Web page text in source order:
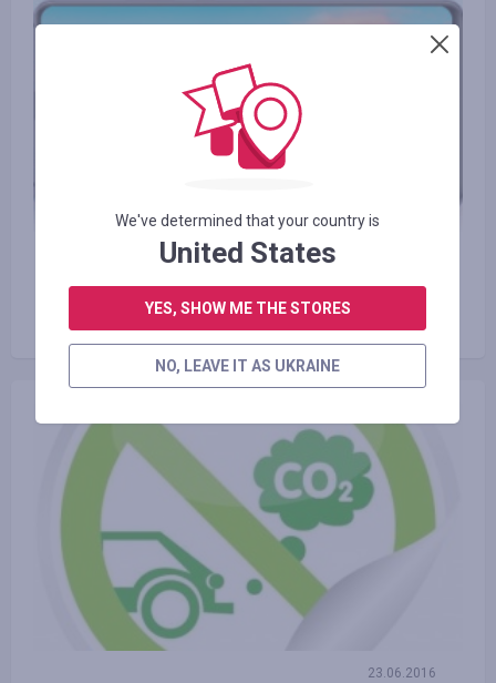
Huawei Mate 20X: що підготував
найбільший смартфон у світі?
23.06.2016
We've determined that your country is
United States
YES, SHOW ME THE STORES
NO, LEAVE IT AS UKRAINE